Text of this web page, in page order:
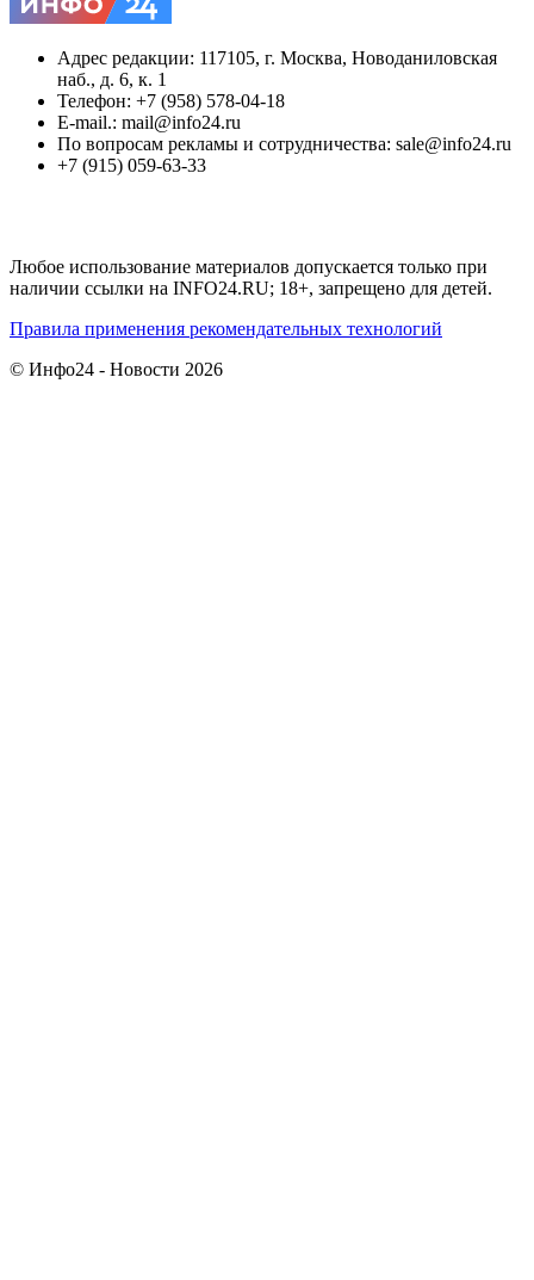
Адрес редакции: 117105, г. Москва, Новоданиловская
наб., д. 6, к. 1
Телефон: +7 (958) 578-04-18
E-mail.: mail@info24.ru
По вопросам рекламы и сотрудничества: sale@info24.ru
+7 (915) 059-63-33
Любое использование материалов допускается только при
наличии ссылки на INFO24.RU; 18+, запрещено для детей.
Правила применения рекомендательных технологий
© Инфо24 - Новости 2026